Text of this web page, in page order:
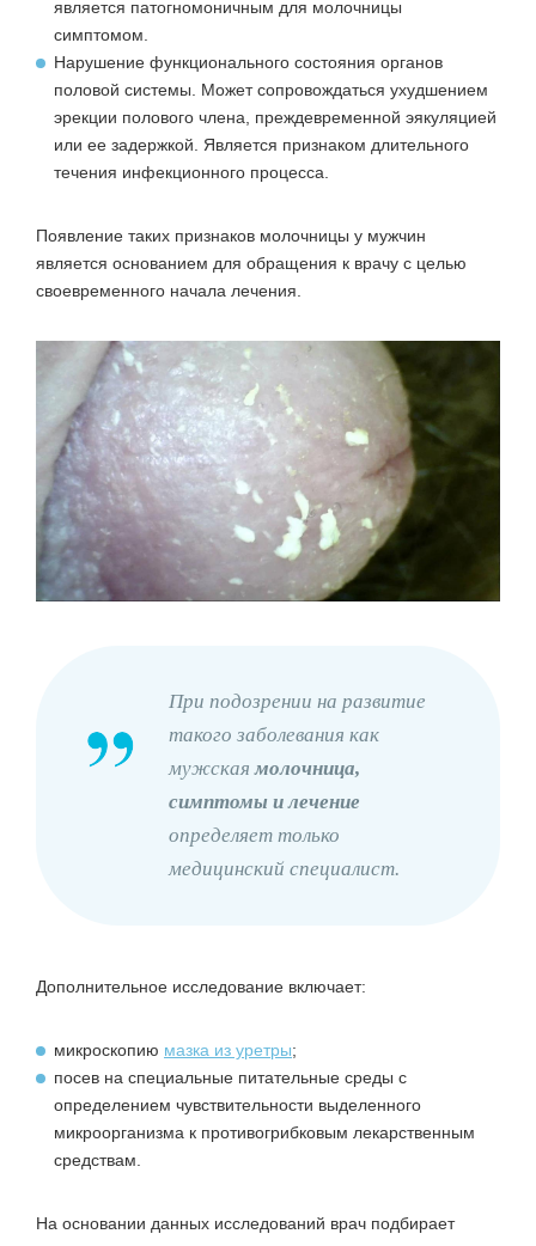
является патогномоничным для молочницы
симптомом.
Нарушение функционального состояния органов
половой системы. Может сопровождаться ухудшением
эрекции полового члена, преждевременной эякуляцией
или ее задержкой. Является признаком длительного
течения инфекционного процесса.
Появление таких признаков молочницы у мужчин
является основанием для обращения к врачу с целью
своевременного начала лечения.
При подозрении на развитие
такого заболевания как
мужскаямолочница,
симптомы и лечение
определяет только
медицинский специалист.
Дополнительное исследование включает:
микроскопию мазка из уретры;
посев на специальные питательные среды с
определением чувствительности выделенного
микроорганизма к противогрибковым лекарственным
средствам.
На основании данных исследований врач подбирает